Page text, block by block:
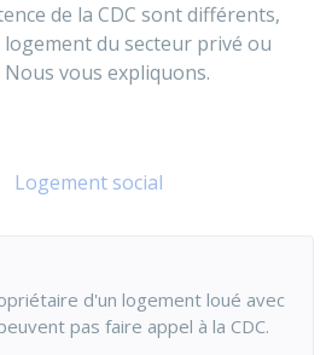
de la CDC sont différents,
du secteur privé ou
vous expliquons.
Logement social
d'un logement loué avec
pas faire appel à la CDC.